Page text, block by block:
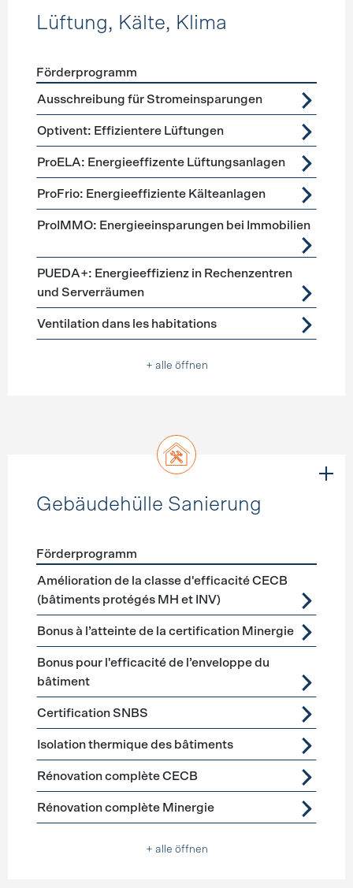
Lüftung, Kälte, Klima
Förderprogramme Lüftung, Kälte, Klima
Förderprogramm
Ausschreibung für Stromeinsparungen
Optivent: Effizientere Lüftungen
ProELA: Energieeffizente Lüftungsanlagen
ProFrio: Energieeffiziente Kälteanlagen
ProIMMO: Energieeinsparungen bei Immobilien
PUEDA+: Energieeffizienz in Rechenzentren
und Serverräumen
Ventilation dans les habitations
+ alle öffnen
Gebäudehülle Sanierung
Förderprogramme Gebäudehülle Sanierung
Förderprogramm
Amélioration de la classe d'efficacité CECB
(bâtiments protégés MH et INV)
Bonus à l’atteinte de la certification Minergie
Bonus pour l'efficacité de l’enveloppe du
bâtiment
Certification SNBS
Isolation thermique des bâtiments
Rénovation complète CECB
Rénovation complète Minergie
+ alle öffnen